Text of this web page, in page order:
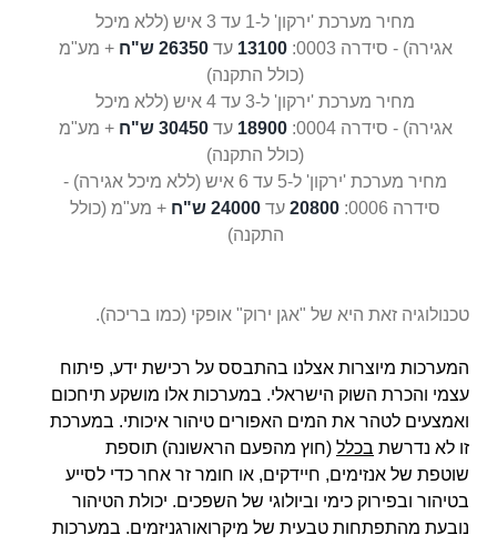
מחיר מערכת 'ירקון' ל-1 עד 3 איש (
ללא מיכל
אגירה)- סידרה 0003: 13100 עד26350 ש"ח
+ מע"מ
(כולל התקנה)
מחיר מערכת 'ירקון' ל-3 עד 4 איש (
ללא מיכל
אגירה)- סידרה 0004: 18900 עד30450 ש"ח
+ מע"מ
(כולל התקנה)
מחיר מערכת 'ירקון' ל-5 עד 6 איש (ללא מיכל אגירה) -
סידרה 0006:
20800 עד 24000 ש"ח
+ מע"מ (כולל
התקנה)
טכנולוגיה זאת היא של "אגן ירוק" אופקי (כמו בריכה).
המערכות מיוצרות אצלנו בהתבסס על רכישת ידע, פיתוח
עצמי והכרת השוק הישראלי. במערכות אלו מושקע תיחכום
ואמצעים לטהר את המים האפורים טיהור איכותי. במערכת
זו לא נדרשת בכלל (חוץ מהפעם הראשונה) תוספת
שוטפת של אנזימים, חיידקים, או חומר זר אחר כדי לסייע
בטיהור ובפירוק כימי וביולוגי של השפכים. יכולת הטיהור
נובעת מהתפתחות טבעית של מיקרואורגניזמים. במערכות